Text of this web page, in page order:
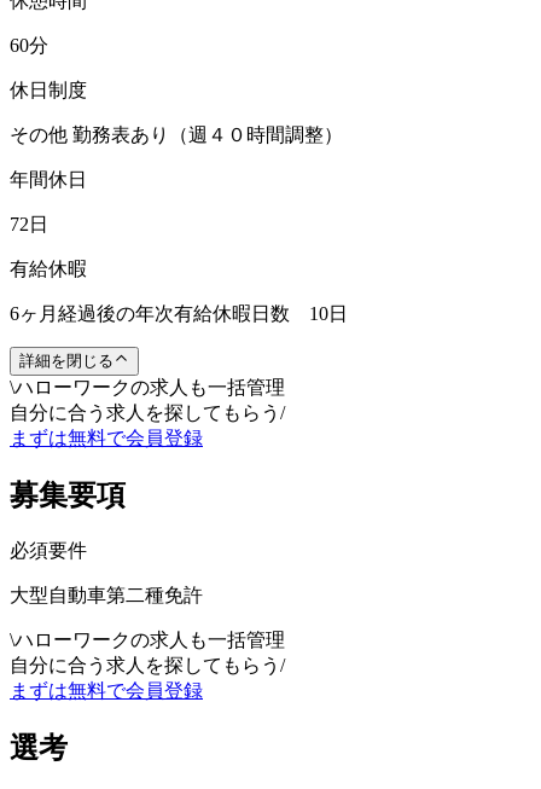
60分
休日制度
その他 勤務表あり（週４０時間調整）
年間休日
72日
有給休暇
6ヶ月経過後の年次有給休暇日数 10日
詳細を閉じる
\ハローワークの求人も一括管理
自分に合う求人を探してもらう /
まずは無料で会員登録
募集要項
必須要件
大型自動車第二種免許
\ハローワークの求人も一括管理
自分に合う求人を探してもらう /
まずは無料で会員登録
選考